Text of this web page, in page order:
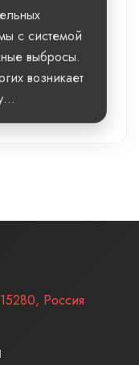
с системой
выбросы.
возникает
, Россия